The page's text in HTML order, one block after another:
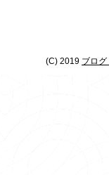
(C) 2019 ブロ